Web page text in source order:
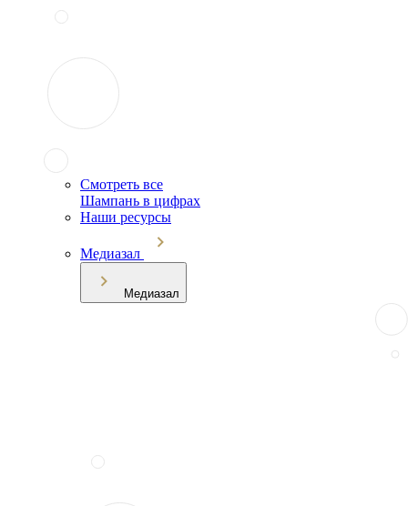
Смотреть все
Шампань в цифрах
Наши ресурсы
Медиазал
Медиазал